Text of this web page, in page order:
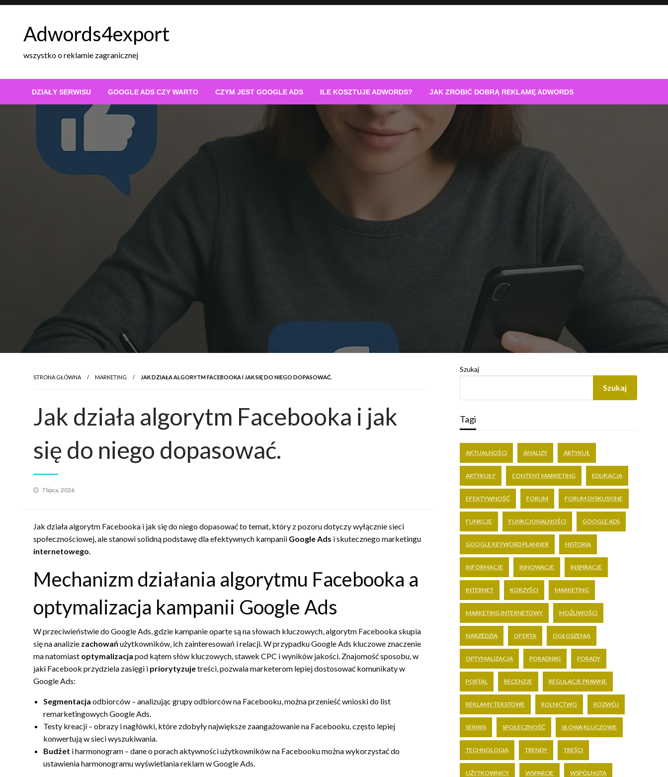
Skip
Adwords4export
wszystko o reklamie zagranicznej
DZIAŁY SERWISU GOOGLE ADS CZY WARTO CZYM JEST GOOGLE ADS ILE KOSZTUJE ADWORDS? JAK ZROBIĆ DOBRĄ REKLAMĘ ADWORDS
STRONA GŁÓWNA MARKETING JAK DZIAŁA ALGORYTM FACEBOOKA I JAK SIĘ DO NIEGO DOPASOWAĆ.
Jak działa algorytm Facebooka i jak
się do niego dopasować.
Opublikowane
7 lipca, 2026
Jak działa algorytm Facebooka i jak się do niego dopasować to temat, który z pozoru dotyczy wyłącznie sieci
społecznościowej, ale stanowi solidną podstawę dla efektywnych kampanii Google Ads i skutecznego marketingu
internetowego.
Mechanizm działania algorytmu Facebooka a
optymalizacja kampanii Google Ads
W przeciwieństwie do Google Ads, gdzie kampanie oparte są na słowach kluczowych, algorytm Facebooka skupia
się na analizie zachowańużytkowników, ich zainteresowań i relacji. W przypadku Google Ads kluczowe znaczenie
ma natomiast optymalizacja pod kątem słów kluczowych, stawek CPC i wyników jakości. Znajomość sposobu, w
jaki Facebook przydziela zasięgi i priorytyzujetreści, pozwala marketerom lepiej dostosować komunikaty w
Google Ads:
Segmentacja odbiorców – analizując grupy odbiorców na Facebooku, można przenieść wnioski do list
remarketingowych Google Ads.
Testy kreacji – obrazy i nagłówki, które zdobyły największe zaangażowanie na Facebooku, często lepiej
konwertują w sieci wyszukiwania.
Budżet i harmonogram – dane o porach aktywności użytkowników na Facebooku można wykorzystać do
ustawienia harmonogramu wyświetlania reklam w Google Ads.
Szukaj
Szukaj
Tagi
AKTUALNOŚCI ANALIZY ARTYKUŁ
ARTYKUŁY CONTENT MARKETING EDUKACJA
EFEKTYWNOŚĆ FORUM FORUM DYSKUSYJNE
FUNKCJE FUNKCJONALNOŚCI GOOGLE ADS
GOOGLE KEYWORD PLANNER HISTORIA
INFORMACJE INNOWACJE INSPIRACJE
INTERNET KORZYŚCI MARKETING
MARKETING INTERNETOWY MOŻLIWOŚCI
NARZĘDZIA OFERTA OGŁOSZENIA
OPTYMALIZACJA PORADNIKI PORADY
PORTAL RECENZJE REGULACJE PRAWNE
REKLAMY TEKSTOWE ROLNICTWO ROZWÓJ
SERWIS SPOŁECZNOŚĆ SŁOWA KLUCZOWE
TECHNOLOGIA TRENDY TREŚCI
UŻYTKOWNICY WSPARCIE WSPÓLNOTA